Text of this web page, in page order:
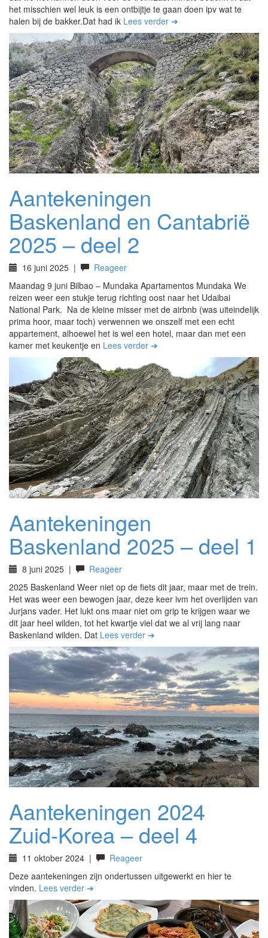
het misschien wel leuk is een ontbijtje te gaan doen ipv wat te
halen bij de bakker.Dat had ik Lees verder ➔
Aantekeningen
Baskenland en Cantabrië
2025 – deel 2
16 juni 2025 |
Reageer
Maandag 9 juni Bilbao – Mundaka Apartamentos Mundaka We
reizen weer een stukje terug richting oost naar het Udaibai
National Park. Na de kleine misser met de airbnb (was uiteindelijk
prima hoor, maar toch) verwennen we onszelf met een echt
appartement, alhoewel het is wel een hotel, maar dan met een
kamer met keukentje en Lees verder ➔
Aantekeningen
Baskenland 2025 – deel 1
8 juni 2025 |
Reageer
2025 Baskenland Weer niet op de fiets dit jaar, maar met de trein.
Het was weer een bewogen jaar, deze keer ivm het overlijden van
Jurjans vader. Het lukt ons maar niet om grip te krijgen waar we
dit jaar heel wilden, tot het kwartje viel dat we al vrij lang naar
Baskenland wilden. Dat Lees verder ➔
Aantekeningen 2024
Zuid-Korea – deel 4
11 oktober 2024 |
Reageer
Deze aantekeningen zijn ondertussen uitgewerkt en hier te
vinden. Lees verder ➔